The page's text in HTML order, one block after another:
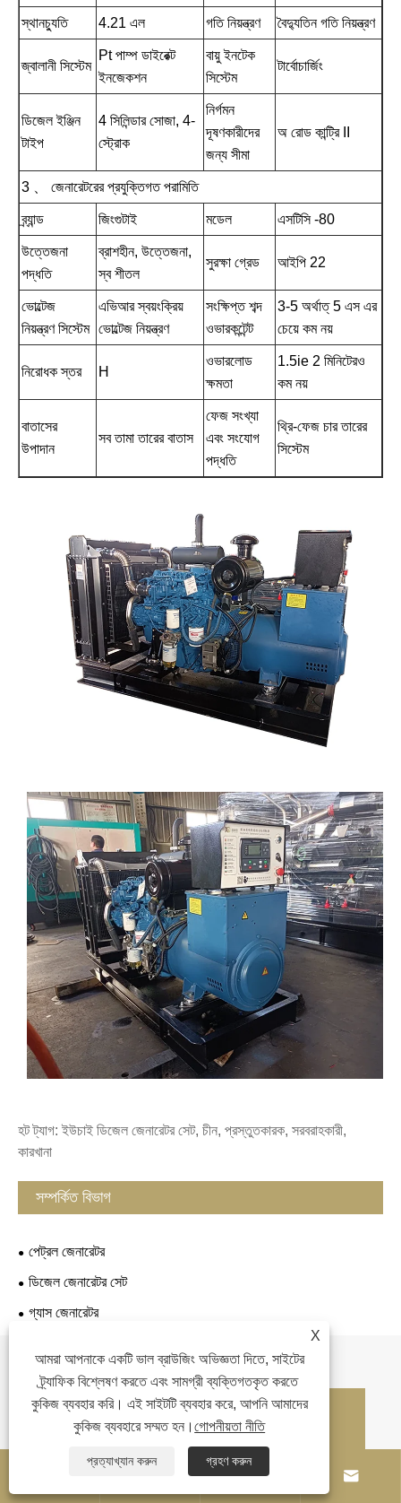
স্থানচ্যুতি 4.21 এল গতি নিয়ন্ত্রণ বৈদ্যুতিন গতি নিয়ন্ত্রণ
জ্বালানী সিস্টেম
Pt পাম্প ডাইরেক্ট
ইনজেকশন
বায়ু ইনটেক
সিস্টেম
টার্বোচার্জিং
ডিজেল ইঞ্জিন
টাইপ
4 সিলিন্ডার সোজা, 4-
স্ট্রোক
নির্গমন
দূষণকারীদের
জন্য সীমা
অ রোড কান্ট্রি II
3 、 জেনারেটরের প্রযুক্তিগত পরামিতি
ব্র্যান্ড জিংগুটাই মডেল এসটিসি -80
উত্তেজনা
পদ্ধতি
ব্রাশহীন, উত্তেজনা,
স্ব শীতল
সুরক্ষা গ্রেড আইপি 22
ভোল্টেজ
নিয়ন্ত্রণ সিস্টেম
এভিআর স্বয়ংক্রিয়
ভোল্টেজ নিয়ন্ত্রণ
সংক্ষিপ্ত শব্দ
ওভারকন্টেন্ট
3-5 অর্থাত্ 5 এস এর
চেয়ে কম নয়
নিরোধক স্তর H
ওভারলোড
ক্ষমতা
1.5ie 2 মিনিটেরও
কম নয়
বাতাসের
উপাদান
সব তামা তারের বাতাস
ফেজ সংখ্যা
এবং সংযোগ
পদ্ধতি
থ্রি-ফেজ চার তারের
সিস্টেম
হট ট্যাগ: ইউচাই ডিজেল জেনারেটর সেট, চীন, প্রস্তুতকারক, সরবরাহকারী,
কারখানা
সম্পর্কিত বিভাগ
পেট্রল জেনারেটর
ডিজেল জেনারেটর সেট
গ্যাস জেনারেটর
অনুসন্ধান পাঠান
যোগাযোগের তথ্য
 
X
আমরা আপনাকে একটি ভাল ব্রাউজিং অভিজ্ঞতা দিতে, সাইটের
ট্র্যাফিক বিশ্লেষণ করতে এবং সামগ্রী ব্যক্তিগতকৃত করতে
কুকিজ ব্যবহার করি। এই সাইটটি ব্যবহার করে, আপনি আমাদের
কুকিজ ব্যবহারে সম্মত হন।গোপনীয়তা নীতি
প্রত্যাখ্যান করুন গ্রহণ করুন